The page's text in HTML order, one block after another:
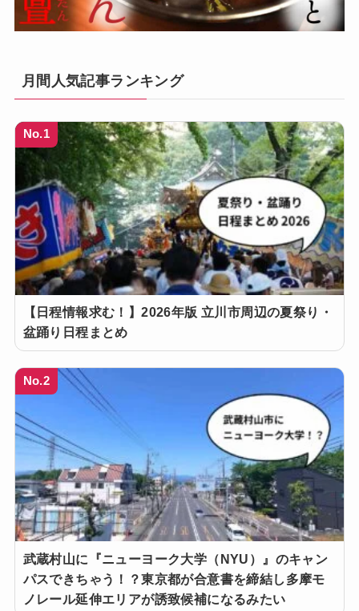
月間人気記事ランキング
No.1
【日程情報求む！】2026年版 立川市周辺の夏祭り・
盆踊り日程まとめ
No.2
武蔵村山に『ニューヨーク大学（NYU）』のキャン
パスできちゃう！？東京都が合意書を締結し多摩モ
ノレール延伸エリアが誘致候補になるみたい